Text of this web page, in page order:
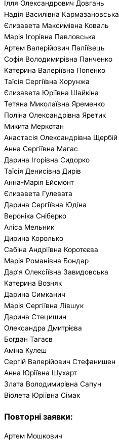
Ілля Олександрович Довгань
Надія Василівна Кармазановська
Єлизавета Максимівна Коваль
Марія Ігорівна Павловська
Артем Валерійович Паліївець
Софія Володимирівна Панченко
Катерина Валеріївна Попенко
Таїсія Сергіївна Хорунжа
Єлизавета Юріївна Шайкіна
Тетяна Миколаївна Яременко
Поліна Олександрівна Яретик
Микита Меркотан
Анастасія Олександрівна Щербій
Анна Сергіївна Магас
Дарина Ігорівна Сидорко
Таїсія Денисівна Дирів
Анна-Марія Ейсмонт
Єлизавета Гулевата
Дарина Сергіївна Юдіна
Вероніка Сніберко
Аліса Мельник
Дирина Королько
Сабіна Андріївна Коротєєва
Марія Романівна Бондар
Дар’я Олексіївна Завидовська
Катерина Возняк
Дарина Симканич
Марія Сергіївна Лівшук
Дарина Стецишин
Олександра Дмитрієва
Богдан Тагаєв
Аміна Кулеш
Сергій Валерійович Стефанишен
Анна Юріївна Шухарт
Злата Володимирівна Сапун
Віолета Юріївна Сімак
Повторні заявки:
Артем Мошкович